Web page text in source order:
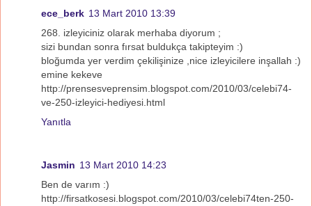
ece_berk 13 Mart 2010 13:39
268. izleyiciniz olarak merhaba diyorum ;
sizi bundan sonra fırsat buldukça takipteyim :)
bloğumda yer verdim çekilişinize ,nice izleyicilere inşallah :)
emine kekeve
http://prensesveprensim.blogspot.com/2010/03/celebi74-
ve-250-izleyici-hediyesi.html
Yanıtla
Jasmin 13 Mart 2010 14:23
Ben de varım :)
http://firsatkosesi.blogspot.com/2010/03/celebi74ten-250-